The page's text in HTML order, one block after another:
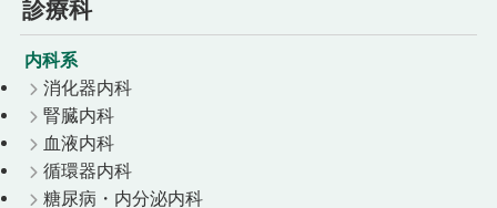
診療科
内科系
消化器内科
腎臓内科
血液内科
循環器内科
糖尿病・内分泌内科